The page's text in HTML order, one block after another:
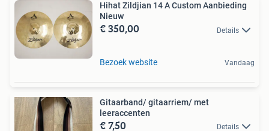
Hihat Zildjian 14 A Custom Aanbieding
Nieuw
€ 350,00 Details
Bezoek website Vandaag
Gitaarband/ gitaarriem/ met
leeraccenten
€ 7,50 Details